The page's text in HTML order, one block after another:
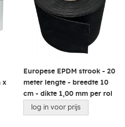
x
Europese EPDM strook - 20
meter lengte - breedte 10
cm - dikte 1,00 mm per rol
log in voor prijs